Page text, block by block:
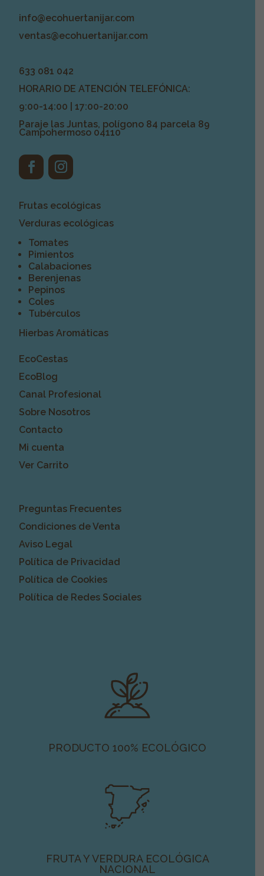
info@ecohuertanijar.com
ventas@ecohuertanijar.com
633 081 042
HORARIO DE ATENCIÓN TELEFÓNICA:
9:00-14:00 | 17:00-20:00
Paraje las Juntas, polígono 84 parcela 89
Campohermoso 04110
Frutas ecológicas
Verduras ecológicas
Tomates
Pimientos
Calabaciones
Berenjenas
Pepinos
Coles
Tubérculos
Hierbas Aromáticas
EcoCestas
EcoBlog
Canal Profesional
Sobre Nosotros
Contacto
Mi cuenta
Ver Carrito
Preguntas Frecuentes
Condiciones de Venta
Aviso Legal
Política de Privacidad
Política de Cookies
Política de Redes Sociales
PRODUCTO 100% ECOLÓGICO
FRUTA Y VERDURA ECOLÓGICA
NACIONAL